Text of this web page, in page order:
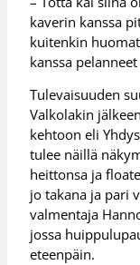
kaverin kanssa
kuitenkin
kanssa
Tulevaisuuden
Valkolakin
kehtoon eli
tulee näillä
heittonsa ja
jo takana ja pari
valmentaja
jossa
eteenpäin.